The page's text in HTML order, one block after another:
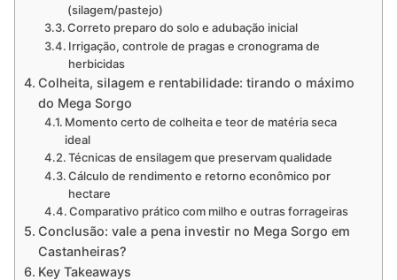
(silagem/pastejo)
Correto preparo do solo e adubação inicial
Irrigação, controle de pragas e cronograma de
herbicidas
Colheita, silagem e rentabilidade: tirando o máximo
do Mega Sorgo
Momento certo de colheita e teor de matéria seca
ideal
Técnicas de ensilagem que preservam qualidade
Cálculo de rendimento e retorno econômico por
hectare
Comparativo prático com milho e outras forrageiras
Conclusão: vale a pena investir no Mega Sorgo em
Castanheiras?
Key Takeaways